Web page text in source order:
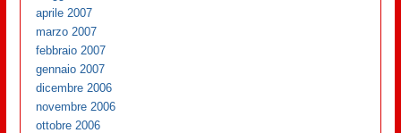
aprile 2007
marzo 2007
febbraio 2007
gennaio 2007
dicembre 2006
novembre 2006
ottobre 2006